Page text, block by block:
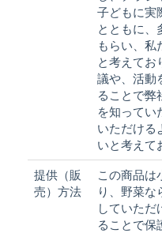
子どもに実
とともに、
もらい、私
と考えてお
議や、活動
ることで弊
を知ってい
いただける
いと考えて
提供（販
売）方法
この商品は
り、野菜な
していただ
ることで保